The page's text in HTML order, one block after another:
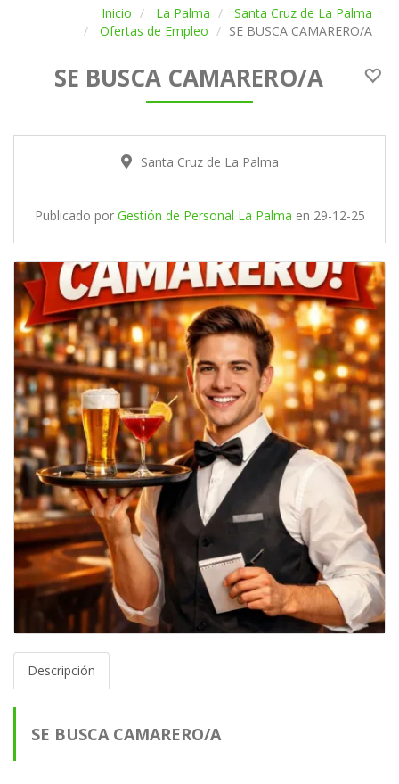
Inicio La Palma
Santa Cruz de La Palma
Ofertas de Empleo
SE BUSCA CAMARERO/A
SE BUSCA CAMARERO/A
Santa Cruz de La Palma
Publicado por Gestión de Personal La Palma en 29-12-25
Descripción
SE BUSCA CAMARERO/A